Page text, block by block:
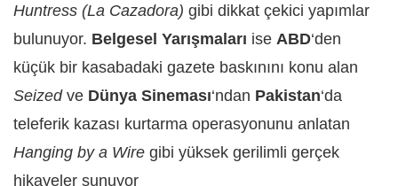
Huntress (La Cazadora) gibi dikkat çekici yapımlar
bulunuyor. Belgesel Yarışmaları ise ABD‘den
küçük bir kasabadaki gazete baskınını konu alan
Seizedve Dünya Sineması‘ndan Pakistan‘da
teleferik kazası kurtarma operasyonunu anlatan
Hanging by a Wire gibi yüksek gerilimli gerçek
hikayeler sunuyor